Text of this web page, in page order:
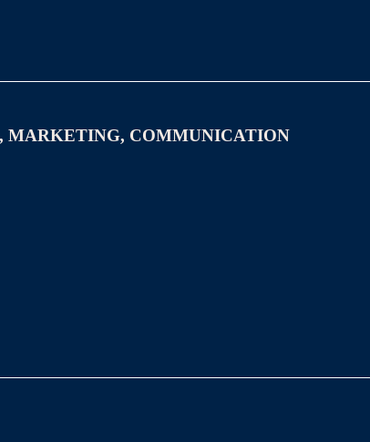
MARKETING, COMMUNICATION